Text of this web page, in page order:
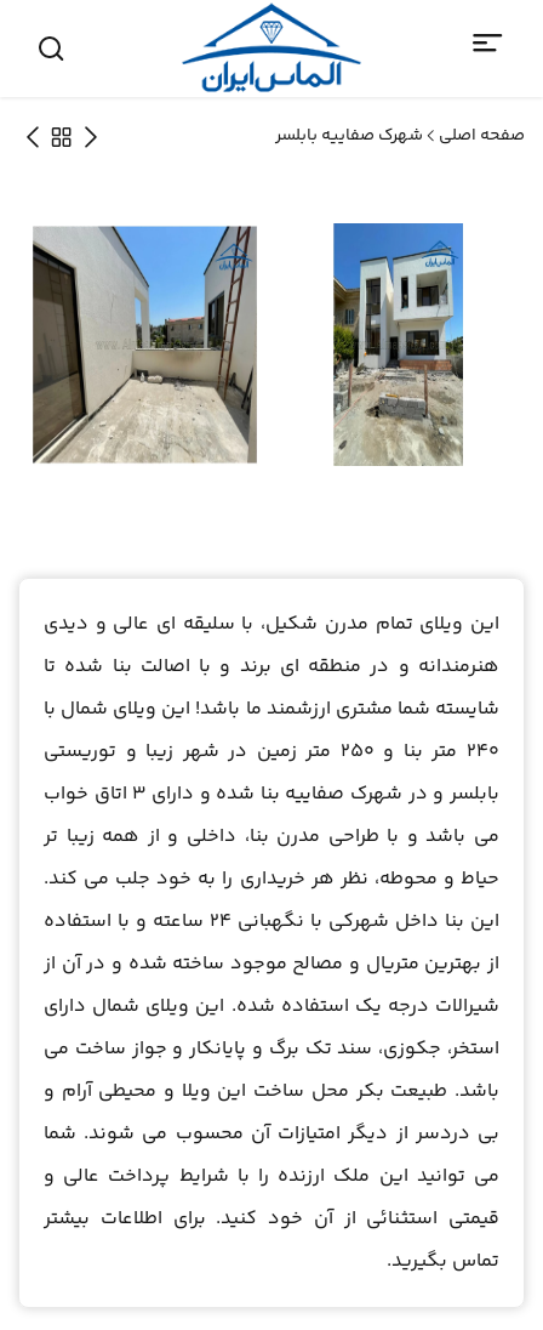
صفحه اصلی شهرک صفاییه بابلسر
این ویلای تمام مدرن شکیل، با سلیقه ای عالی و دیدی
هنرمندانه و در منطقه ای برند و با اصالت بنا شده تا
شایسته شما مشتری ارزشمند ما باشد! این ویلای شمال با
240 متر بنا و 250 متر زمین در شهر زیبا و توریستی
بابلسر و در شهرک صفاییه بنا شده و دارای 3 اتاق خواب
می باشد و با طراحی مدرن بنا، داخلی و از همه زیبا تر
حیاط و محوطه، نظر هر خریداری را به خود جلب می کند.
این بنا داخل شهرکی با نگهبانی 24 ساعته و با استفاده
از بهترین متریال و مصالح موجود ساخته شده و در آن از
شیرالات درجه یک استفاده شده. این ویلای شمال دارای
استخر، جکوزی، سند تک برگ و پایانکار و جواز ساخت می
باشد. طبیعت بکر محل ساخت این ویلا و محیطی آرام و
بی دردسر از دیگر امتیازات آن محسوب می شوند. شما
می توانید این ملک ارزنده را با شرایط پرداخت عالی و
قیمتی استثنائی از آن خود کنید. برای اطلاعات بیشتر
تماس بگیرید.